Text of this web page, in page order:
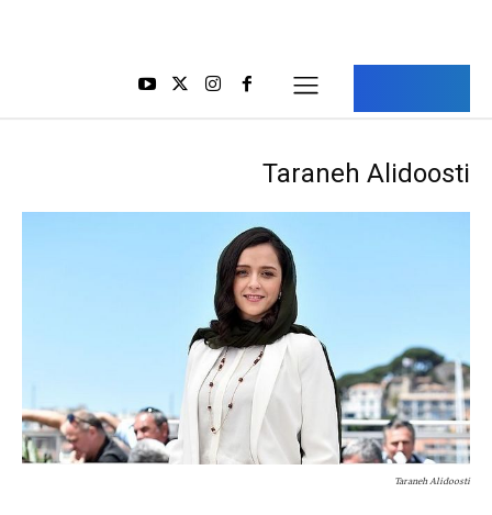
Taraneh Alidoosti
Taraneh Alidoosti